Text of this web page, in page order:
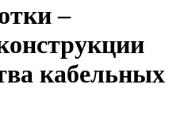
–
кабельных